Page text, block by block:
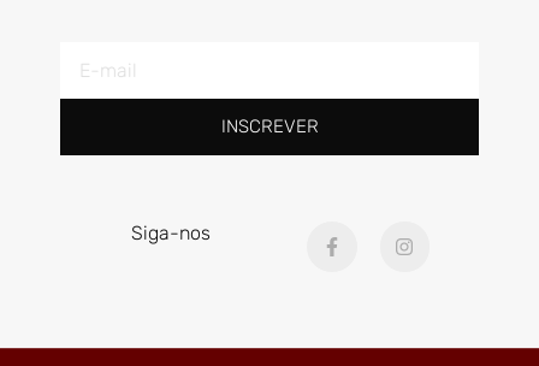
mail
INSCREVER
Siga-nos
a
o
n
r